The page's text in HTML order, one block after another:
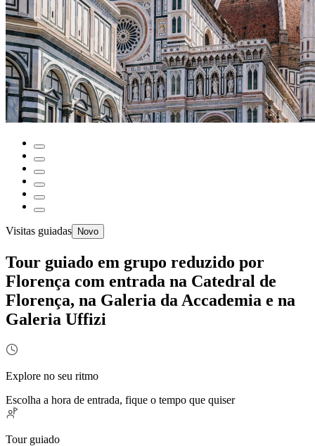
Visitas guiadas Novo
Tour guiado em grupo reduzido por
Florença com entrada na Catedral de
Florença, na Galeria da Accademia e na
Galeria Uffizi
Explore no seu ritmo
Escolha a hora de entrada, fique o tempo que quiser
Tour guiado